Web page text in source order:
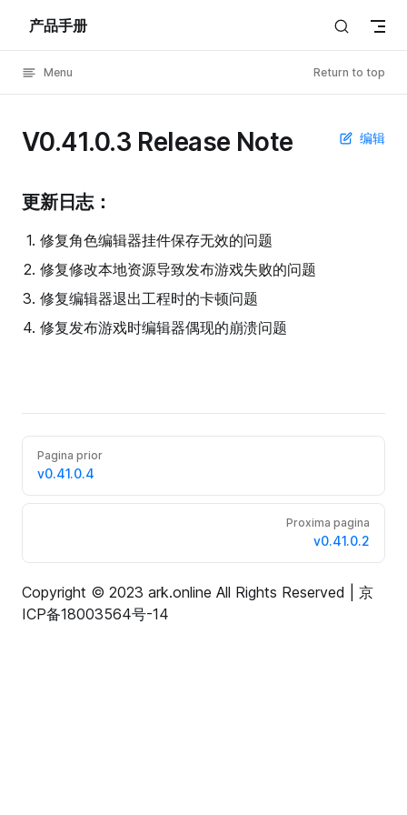
Skip to content
产品手册
Menu Return to top
编辑
V0.41.0.3 Release Note
更新日志：
修复角色编辑器挂件保存无效的问题
修复修改本地资源导致发布游戏失败的问题
修复编辑器退出工程时的卡顿问题
修复发布游戏时编辑器偶现的崩溃问题
Pagina prior
v0.41.0.4
Proxima pagina
v0.41.0.2
Copyright © 2023 ark.online All Rights Reserved | 京
ICP备18003564号-14